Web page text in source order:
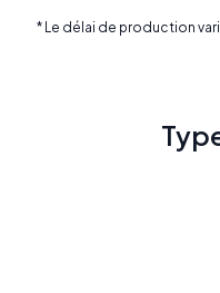
* Le délai de production